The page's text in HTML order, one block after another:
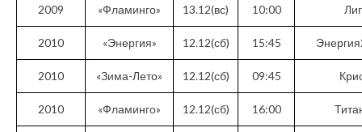
2009 «Фламинго» 13.12(вс) 10:00
2010 «Энергия» 12.12(сб) 15:45
2010 «Зима-Лето» 12.12(сб) 09:45
2010 «Фламинго» 12.12(сб) 16:00